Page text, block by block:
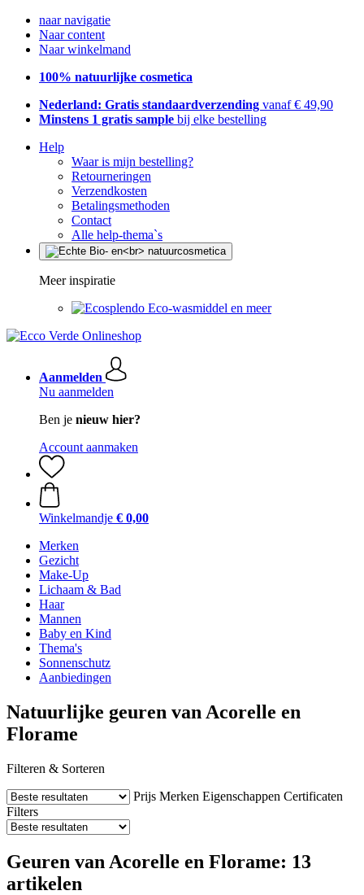
naar navigatie
Naar content
Naar winkelmand
100% natuurlijke cosmetica
Nederland: Gratis standaardverzending vanaf € 49,90
Minstens 1 gratis sample bij elke bestelling
Help
Waar is mijn bestelling?
Retourneringen
Verzendkosten
Betalingsmethoden
Contact
Alle help-thema`s
Meer inspiratie
Eco-wasmiddel en meer
Aanmelden
Nu aanmelden
Ben je nieuw hier?
Account aanmaken
Winkelmandje € 0,00
Merken
Gezicht
Make-Up
Lichaam & Bad
Haar
Mannen
Baby en Kind
Thema's
Sonnenschutz
Aanbiedingen
Natuurlijke geuren van Acorelle en
Florame
Filteren & Sorteren
Prijs Merken Eigenschappen Certificaten
Filters
Geuren van Acorelle en Florame: 13
artikelen